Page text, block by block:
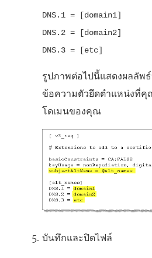
DNS.1 = [domain1]
DNS.2 = [domain2]
DNS.3 = [etc]
รูปภาพต่อไปนี้แสดงผลลัพ
ข้อความตัวยึดตำแหน่งที่
โดเมนของคุณ
บันทึกและปิดไฟล์